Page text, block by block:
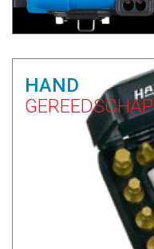
HAND
GEREEDSCHAP